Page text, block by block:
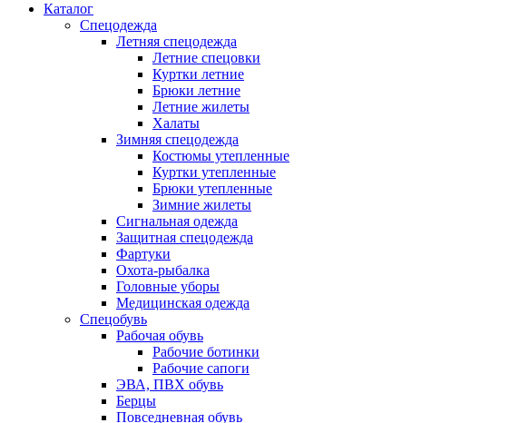
Каталог
Спецодежда
Летняя спецодежда
Летние спецовки
Куртки летние
Брюки летние
Летние жилеты
Халаты
Зимняя спецодежда
Костюмы утепленные
Куртки утепленные
Брюки утепленные
Зимние жилеты
Сигнальная одежда
Защитная спецодежда
Фартуки
Охота-рыбалка
Головные уборы
Медицинская одежда
Спецобувь
Рабочая обувь
Рабочие ботинки
Рабочие сапоги
ЭВА, ПВХ обувь
Берцы
Повседневная обувь